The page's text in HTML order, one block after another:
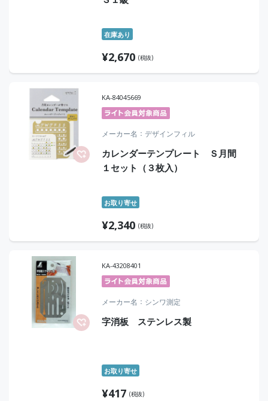
在庫あり
¥2,670 (税抜)
KA-84045669
メーカー名 デザインフィル
カレンダーテンプレート Ｓ月間
１セット（３枚入）
お取り寄せ
¥2,340 (税抜)
KA-43208401
メーカー名 シンワ測定
字消板 ステンレス製
お取り寄せ
¥417 (税抜)